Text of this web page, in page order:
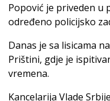
Popović je priveden u
određeno policijsko
Danas je sa lisicama
Prištini, gdje je
vremena.
Kancelarija Vlade